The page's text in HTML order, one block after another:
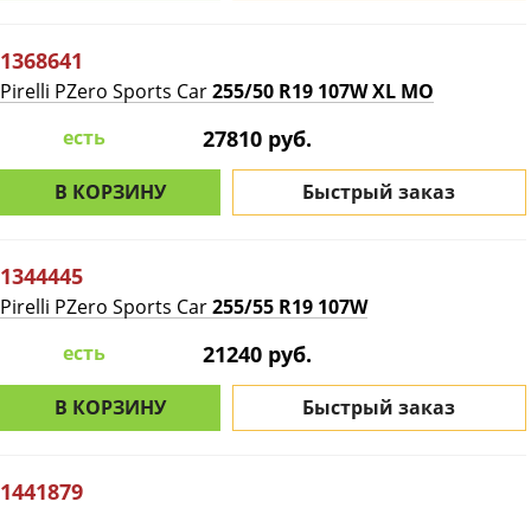
1368641
Pirelli PZero Sports Car255/50 R19 107W XL MO
есть
27810 руб.
В КОРЗИНУ Быстрый заказ
1344445
Pirelli PZero Sports Car255/55 R19 107W
есть
21240 руб.
В КОРЗИНУ Быстрый заказ
1441879